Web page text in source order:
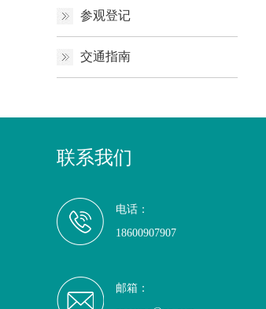
参观登记
交通指南
联系我们
电话：
18600907907
邮箱：